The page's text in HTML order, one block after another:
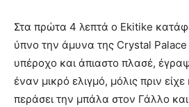
Στα πρώτα 4 λεπτά ο Ekitike
ύπνο την άμυνα της Crystal Palace
υπέροχο και άπιαστο πλασέ,
έναν μικρό ελιγμό, μόλις πριν
περάσει την μπάλα στον Γάλλο